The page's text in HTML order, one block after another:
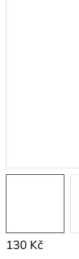
130 Kč